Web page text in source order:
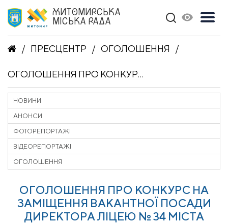
ЖИТОМИРСЬКА
МІСЬКА РАДА
ПРЕСЦЕНТР ОГОЛОШЕННЯ
ОГОЛОШЕННЯ ПРО КОНКУРС НА ЗАМІЩЕННЯ ВАКАНТНОЇ ПОСАДИ ДИРЕКТОРА ЛІЦЕЮ № 34 МІСТА ЖИТОМИРА
ОГОЛОШЕННЯ ПРО КОНКУРС НА
ЗАМІЩЕННЯ ВАКАНТНОЇ ПОСАДИ
ДИРЕКТОРА ЛІЦЕЮ № 34 МІСТА
НОВИНИ
АНОНСИ
ФОТОРЕПОРТАЖІ
ВІДЕОРЕПОРТАЖІ
ОГОЛОШЕННЯ